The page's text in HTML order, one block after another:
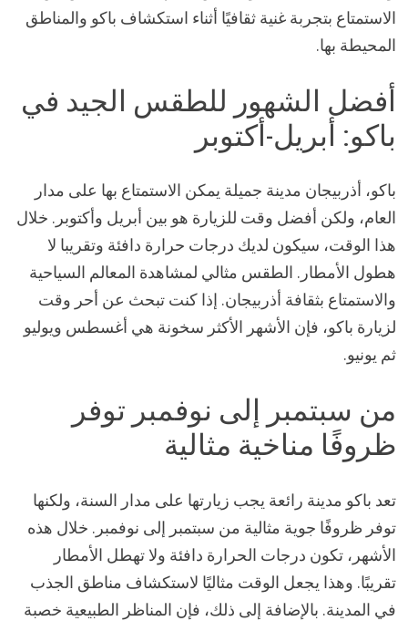
الاستمتاع بتجربة غنية ثقافيًا أثناء استكشاف باكو والمناطق
المحيطة بها.
أفضل الشهور للطقس الجيد في
باكو: أبريل-أكتوبر
باكو، أذربيجان مدينة جميلة يمكن الاستمتاع بها على مدار
العام، ولكن أفضل وقت للزيارة هو بين أبريل وأكتوبر. خلال
هذا الوقت، سيكون لديك درجات حرارة دافئة وتقريبا لا
هطول الأمطار. الطقس مثالي لمشاهدة المعالم السياحية
والاستمتاع بثقافة أذربيجان. إذا كنت تبحث عن أحر وقت
لزيارة باكو، فإن الأشهر الأكثر سخونة هي أغسطس ويوليو
ثم يونيو.
من سبتمبر إلى نوفمبر توفر
ظروفًا مناخية مثالية
تعد باكو مدينة رائعة يجب زيارتها على مدار السنة، ولكنها
توفر ظروفًا جوية مثالية من سبتمبر إلى نوفمبر. خلال هذه
الأشهر، تكون درجات الحرارة دافئة ولا تهطل الأمطار
تقريبًا. وهذا يجعل الوقت مثاليًا لاستكشاف مناطق الجذب
في المدينة. بالإضافة إلى ذلك، فإن المناظر الطبيعية خصبة